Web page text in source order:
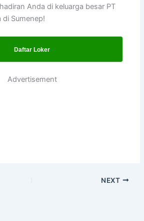
Anda di keluarga besar PT
di Sumenep!
Daftar Loker
Advertisement
NEXT